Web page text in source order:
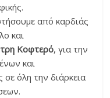
από καρδιάς
και
Κοφτερό, για την
και
σε όλη την διάρκεια